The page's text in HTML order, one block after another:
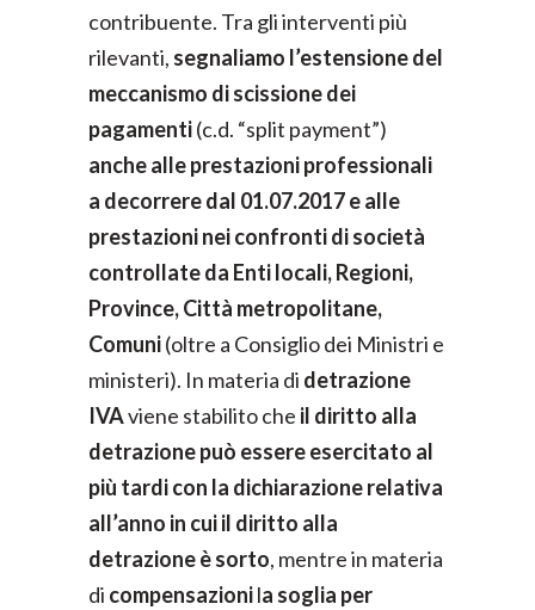
contribuente. Tra gli interventi più
rilevanti, segnaliamo l’estensione del
meccanismo di scissione dei
pagamenti(c.d. “split payment”)
anche alle prestazioni professionali
a decorrere dal 01.07.2017 e alle
prestazioni nei confronti di società
controllate da Enti locali, Regioni,
Province, Città metropolitane,
Comuni(oltre a Consiglio dei Ministri e
ministeri). In materia di detrazione
IVAviene stabilito che il diritto alla
detrazione può essere esercitato al
più tardi con la dichiarazione relativa
all’anno in cui il diritto alla
detrazione è sorto, mentre in materia
di compensazionila soglia per